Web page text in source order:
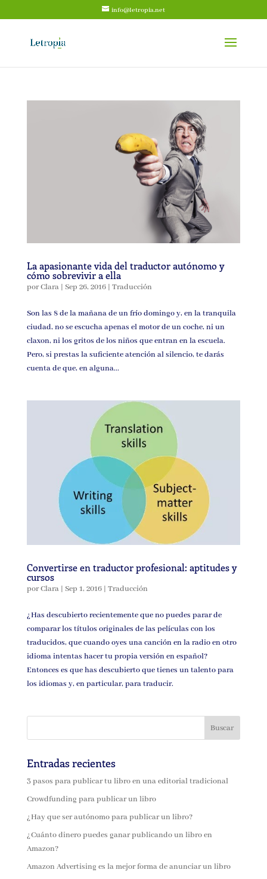
info@letropia.net
La apasionante vida del traductor autónomo y
cómo sobrevivir a ella
porClara| Sep 26, 2016| Traducción
Son las 8 de la mañana de un frío domingo y, en la tranquila
ciudad, no se escucha apenas el motor de un coche, ni un
claxon, ni los gritos de los niños que entran en la escuela.
Pero, si prestas la suficiente atención al silencio, te darás
cuenta de que, en alguna...
Convertirse en traductor profesional: aptitudes y
cursos
porClara| Sep 1, 2016| Traducción
¿Has descubierto recientemente que no puedes parar de
comparar los títulos originales de las películas con los
traducidos, que cuando oyes una canción en la radio en otro
idioma intentas hacer tu propia versión en español?
Entonces es que has descubierto que tienes un talento para
los idiomas y, en particular, para traducir.
Entradas recientes
3 pasos para publicar tu libro en una editorial tradicional
Crowdfunding para publicar un libro
¿Hay que ser autónomo para publicar un libro?
¿Cuánto dinero puedes ganar publicando un libro en
Amazon?
Amazon Advertising es la mejor forma de anunciar un libro